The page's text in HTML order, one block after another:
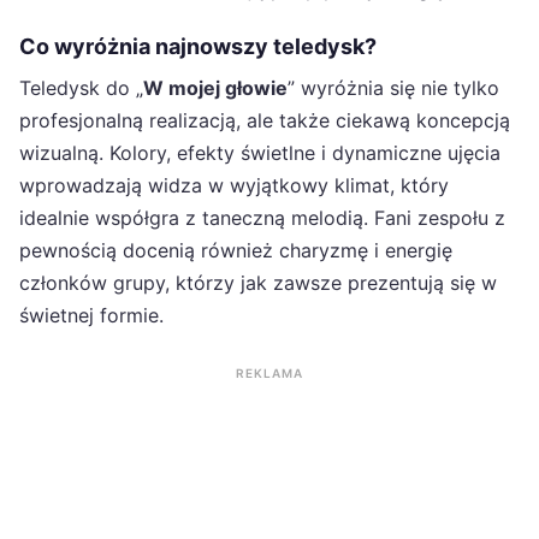
Co wyróżnia najnowszy teledysk?
Teledysk do „W mojej głowie” wyróżnia się nie tylko
profesjonalną realizacją, ale także ciekawą koncepcją
wizualną. Kolory, efekty świetlne i dynamiczne ujęcia
wprowadzają widza w wyjątkowy klimat, który
idealnie współgra z taneczną melodią. Fani zespołu z
pewnością docenią również charyzmę i energię
członków grupy, którzy jak zawsze prezentują się w
świetnej formie.
REKLAMA